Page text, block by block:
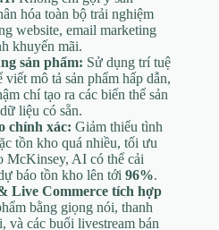
hóa toàn bộ trải nghiệm
website, email marketing
khuyến mãi.
sản phẩm: Sử dụng trí tuệ
viết mô tả sản phẩm hấp dẫn,
chí tạo ra các biến thể sản
liệu có sẵn.
chính xác: Giảm thiểu tình
tồn kho quá nhiều, tối ưu
McKinsey, AI có thể cải
báo tồn kho lên tới 96%.
Live Commerce tích hợp
bằng giọng nói, thanh
và các buổi livestream bán